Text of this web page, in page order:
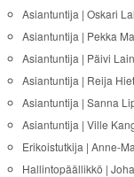
Asiantuntija | Oskari
Asiantuntija | Pekka
Asiantuntija | Päivi
Asiantuntija | Reija
Asiantuntija | Sanna
Asiantuntija | Ville
Erikoistutkija | Anne-
Hallintopäällikkö |